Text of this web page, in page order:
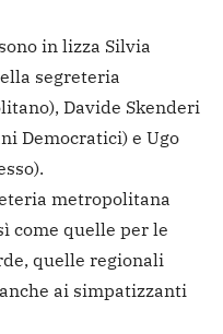
in lizza Silvia
segreteria
Davide Skenderi
Democratici) e Ugo
metropolitana
come quelle per le
quelle regionali
ai simpatizzanti